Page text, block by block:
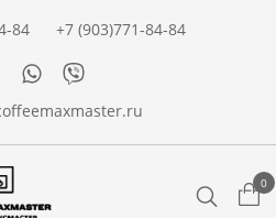
84
+7 (903)771-84-84
TelegramWhatsapp
Viber
0